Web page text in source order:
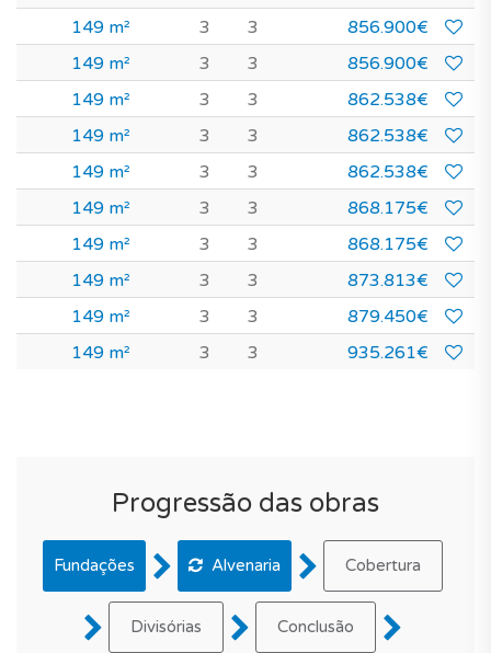
149 m²
3 3
856.900€
149 m²
3 3
856.900€
149 m²
3 3
862.538€
149 m²
3 3
862.538€
149 m²
3 3
862.538€
149 m²
3 3
868.175€
149 m²
3 3
868.175€
149 m²
3 3
873.813€
149 m²
3 3
879.450€
149 m²
3 3 935.261€
Progressão das obras
Fundações Alvenaria Cobertura
Divisórias Conclusão